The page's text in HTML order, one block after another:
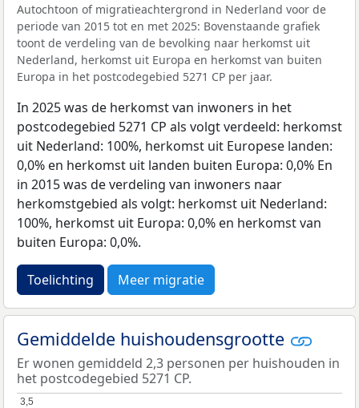
Autochtoon of migratieachtergrond in Nederland voor de
periode van 2015 tot en met 2025: Bovenstaande grafiek
toont de verdeling van de bevolking naar herkomst uit
Nederland, herkomst uit Europa en herkomst van buiten
Europa in het postcodegebied 5271 CP per jaar.
In 2025 was de herkomst van inwoners in het
postcodegebied 5271 CP als volgt verdeeld: herkomst
uit Nederland: 100%, herkomst uit Europese landen:
0,0% en herkomst uit landen buiten Europa: 0,0% En
in 2015 was de verdeling van inwoners naar
herkomstgebied als volgt: herkomst uit Nederland:
100%, herkomst uit Europa: 0,0% en herkomst van
buiten Europa: 0,0%.
Toelichting Meer migratie
Gemiddelde huishoudensgrootte
Er wonen gemiddeld 2,3 personen per huishouden in
het postcodegebied 5271 CP.
3,5
3,5